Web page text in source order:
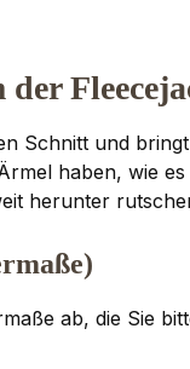
Schnitt und
haben, wie
herunter
ab, die Sie